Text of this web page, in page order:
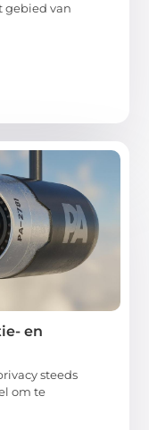
gebied van
en
steeds
om te